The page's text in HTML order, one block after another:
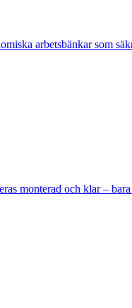
arbetsbänkar som
monterad och klar –